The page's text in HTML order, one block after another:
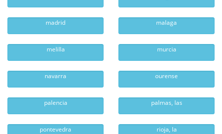
madrid malaga
melilla murcia
navarra ourense
palencia palmas, las
pontevedra rioja, la